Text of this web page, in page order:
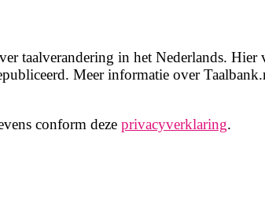
taalverandering in het Nederlands.
Meer informatie over
conform deze privacyverklaring.